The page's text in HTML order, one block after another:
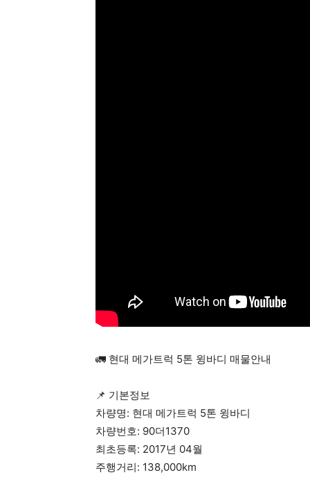
🚛 현대 메가트럭 5톤 윙바디 매물안내
📌 기본정보
차량명: 현대 메가트럭 5톤 윙바디
차량번호: 90더1370
최초등록: 2017년 04월
주행거리: 138,000km